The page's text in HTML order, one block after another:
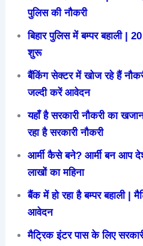
पुलिस की नौकरी
बिहार पुलिस में बम्पर बहाली |
शुरू
बैंकिंग सेक्टर में खोज रहे हैं
जल्दी करें आवेदन
यहाँ है सरकारी नौकरी का
रहा है सरकारी नौकरी
आर्मी कैसे बने? आर्मी बन आप
लाखों का महिना
बैंक में हो रहा है बम्पर बहाली |
आवेदन
मैट्रिक इंटर पास के लिए